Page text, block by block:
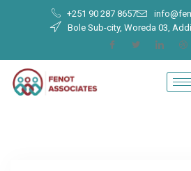
+251 90 287 8657
Bole Sub-city, Woreda 03,